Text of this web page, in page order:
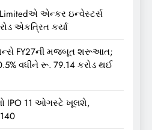
Limitedએ એન્કર ઇન્વેસ્ટર્સ
એકત્રિત કર્યા
FY27ની મજબૂત શરૂઆત;
વધીને રૂ. 79.14 કરોડ થઈ
IPO 11 ઓગસ્ટે ખૂલશે,